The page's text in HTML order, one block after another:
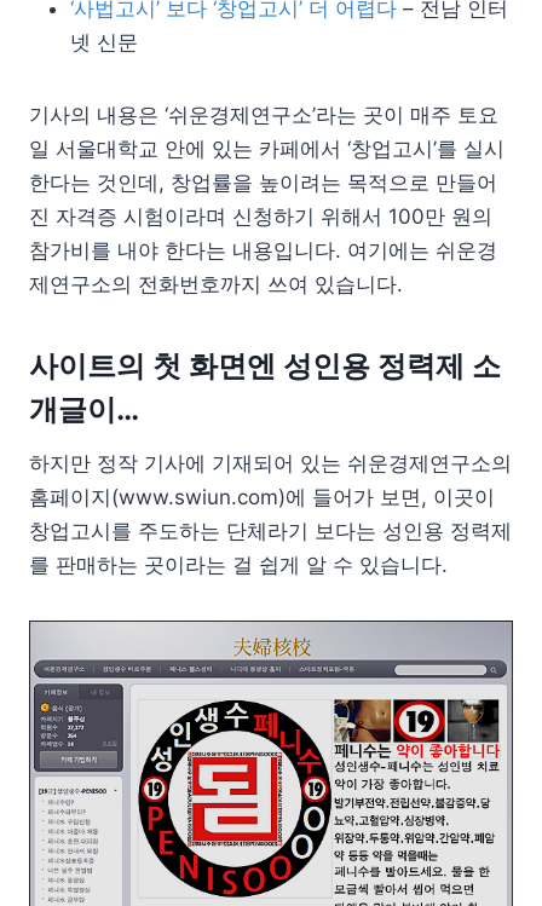
‘사법고시’ 보다 ‘창업고시’ 더 어렵다 – 전남 인터
넷 신문
기사의 내용은 ‘쉬운경제연구소’라는 곳이 매주 토요
일 서울대학교 안에 있는 카페에서 ‘창업고시’를 실시
한다는 것인데, 창업률을 높이려는 목적으로 만들어
진 자격증 시험이라며 신청하기 위해서 100만 원의
참가비를 내야 한다는 내용입니다. 여기에는 쉬운경
제연구소의 전화번호까지 쓰여 있습니다.
사이트의 첫 화면엔 성인용 정력제 소
개글이…
하지만 정작 기사에 기재되어 있는 쉬운경제연구소의
홈페이지(www.swiun.com)에 들어가 보면, 이곳이
창업고시를 주도하는 단체라기 보다는 성인용 정력제
를 판매하는 곳이라는 걸 쉽게 알 수 있습니다.